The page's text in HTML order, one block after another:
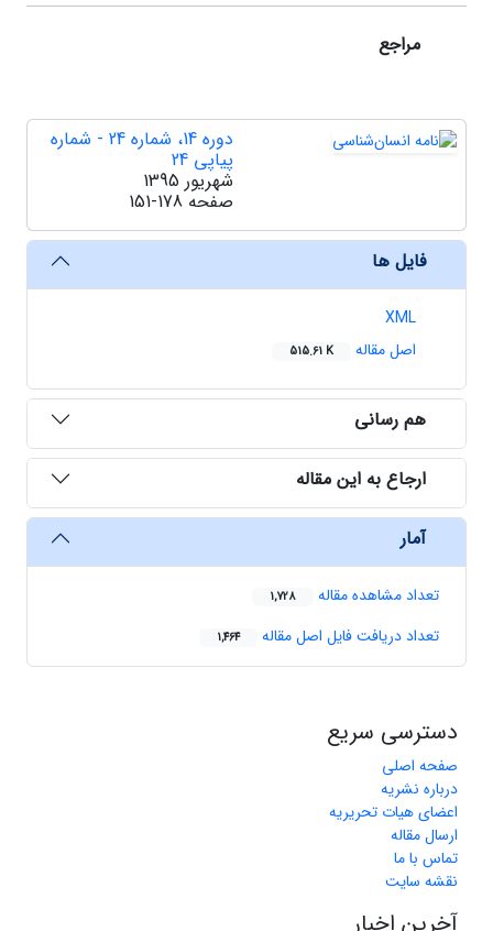
مراجع
دوره 14، شماره 24 - شماره
پیاپی 24
شهریور 1395
صفحه 151-178
فایل ها
XML
اصل مقاله
515.61 K
هم رسانی
ارجاع به این مقاله
آمار
تعداد مشاهده مقاله 1,728
تعداد دریافت فایل اصل مقاله 1,464
دسترسی سریع
صفحه اصلی
درباره نشریه
اعضای هیات تحریریه
ارسال مقاله
تماس با ما
نقشه سایت